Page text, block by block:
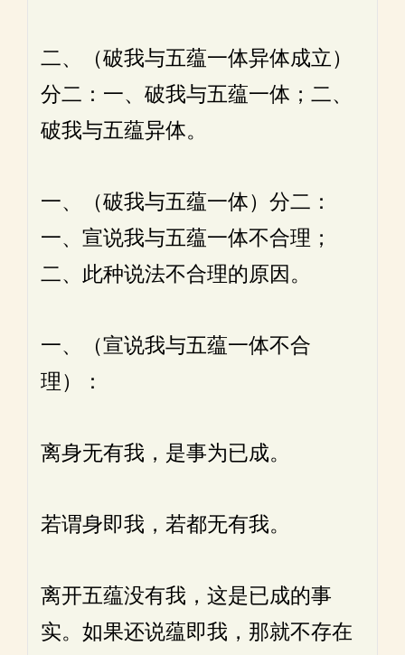
二、（破我与五蕴一体异体成立）
分二：一、破我与五蕴一体；二、
破我与五蕴异体。
一、（破我与五蕴一体）分二：
一、宣说我与五蕴一体不合理；
二、此种说法不合理的原因。
一、（宣说我与五蕴一体不合
理）：
离身无有我，是事为已成。
若谓身即我，若都无有我。
离开五蕴没有我，这是已成的事
实。如果还说蕴即我，那就不存在